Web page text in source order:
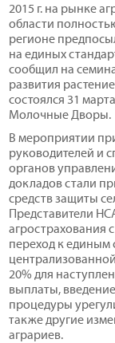
2015 г. на рынке
области
регионе
на единых
сообщил на
развития
состоялся 31
Молочные Дворы.
В мероприятии
руководителей и
органов
докладов стали
средств защиты
Представители
агрострахования
переход к единым
20% для
выплаты,
процедуры
также другие
аграриев.